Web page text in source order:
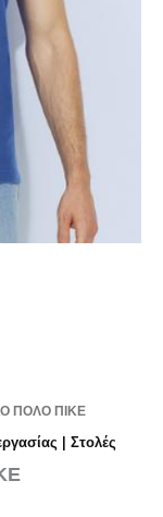
ΠΟΛΟ ΠΙΚΕ
| Στολές